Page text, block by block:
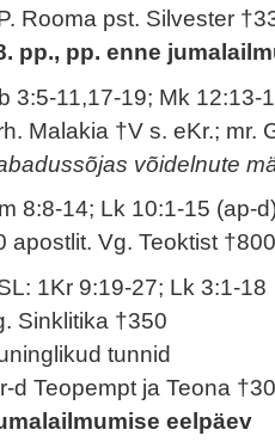
Rooma pst. Silvester
pp., pp. enne
3:5-11,17-19; Mk 12:13-
Malakia †V s. eKr.; mr.
võidelnute
8:8-14; Lk 10:1-15 (ap-
apostlit. Vg. Teoktist †800
1Kr 9:19-27; Lk 3:1-18
Sinklitika †350
tunnid
d Teopempt ja Teona
eelpäev